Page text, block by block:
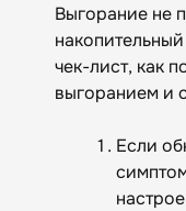
Выгорание не
чек-лист, как
выгоранием и
Если